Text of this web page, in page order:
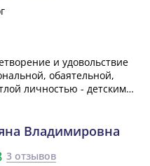
и удовольствие
обаятельной,
личностью - детским
Владимировна
3 отзывов